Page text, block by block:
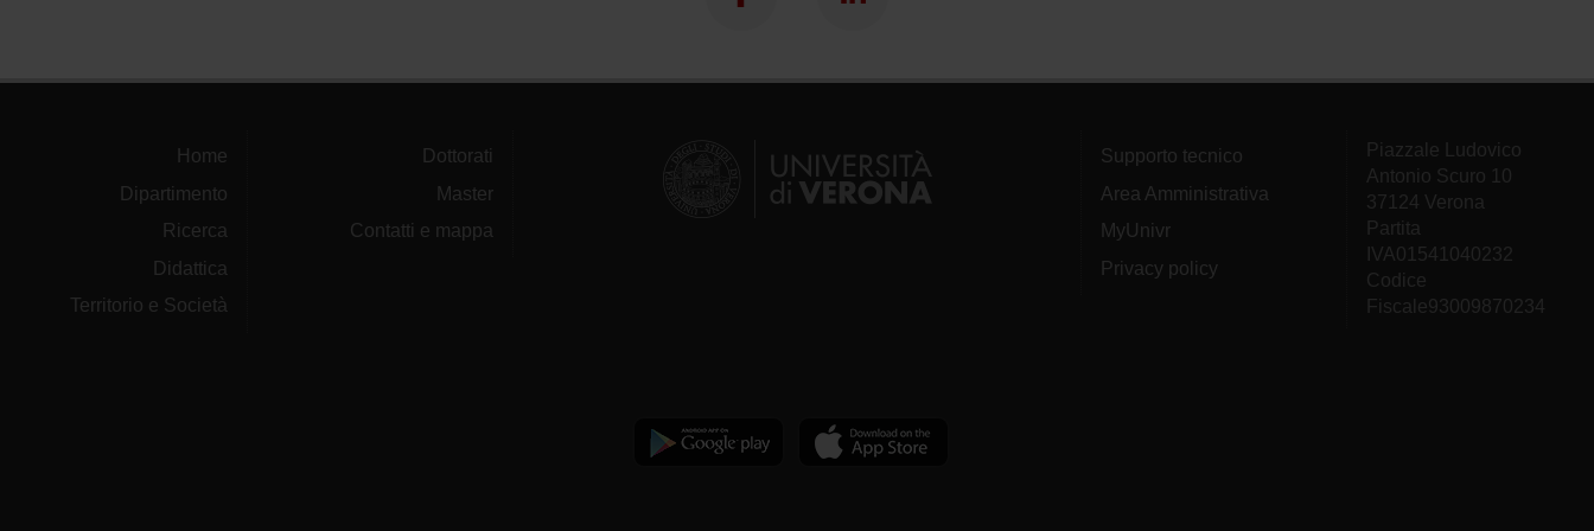
Home
Dipartimento
Ricerca
Didattica
Territorio e Società
Dottorati
Master
Contatti e mappa
Supporto tecnico
Area Amministrativa
MyUnivr
Privacy policy
Piazzale Ludovico
Antonio Scuro 10
37124 Verona
Partita
IVA01541040232
Codice
Fiscale93009870234